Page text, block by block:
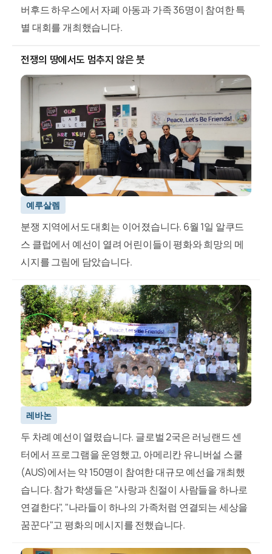
버후드 하우스에서 자폐 아동과 가족 36명이 참여한 특
별 대회를 개최했습니다.
전쟁의 땅에서도 멈추지 않은 붓
예루살렘
분쟁 지역에서도 대회는 이어졌습니다. 6월 1일 알쿠드
스 클럽에서 예선이 열려 어린이들이 평화와 희망의 메
시지를 그림에 담았습니다.
레바논
두 차례 예선이 열렸습니다. 글로벌 2국은 러닝랜드 센
터에서 프로그램을 운영했고, 아메리칸 유니버설 스쿨
(AUS)에서는 약 150명이 참여한 대규모 예선을 개최했
습니다. 참가 학생들은 "사랑과 친절이 사람들을 하나로
연결한다", "나라들이 하나의 가족처럼 연결되는 세상을
꿈꾼다"고 평화의 메시지를 전했습니다.